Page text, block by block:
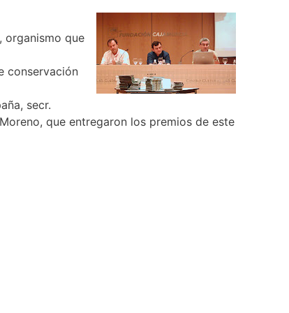
organismo que
conservación
secr.
que entregaron los premios de este